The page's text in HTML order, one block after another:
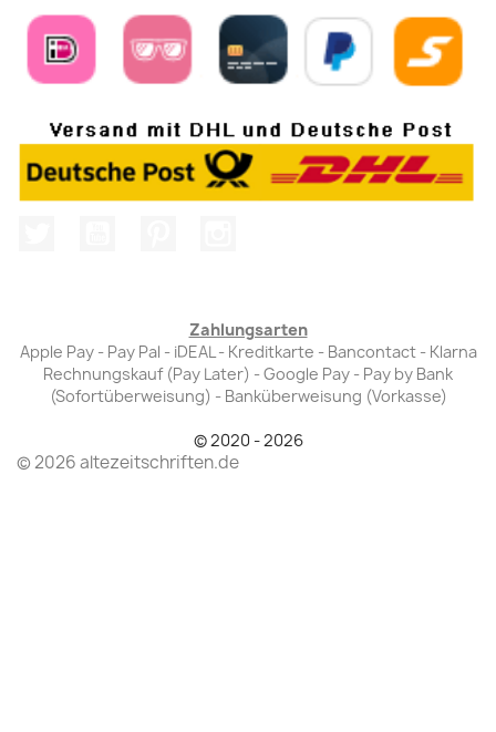
Zahlungsarten
Apple Pay - Pay Pal - iDEAL - Kreditkarte - Bancontact - Klarna
Rechnungskauf (Pay Later) - Google Pay - Pay by Bank
(Sofortüberweisung) - Banküberweisung (Vorkasse)
© 2020 - 2026
© 2026 altezeitschriften.de